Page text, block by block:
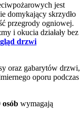
jest
domykający skrzydło
przegrody ogniowej.
i okucia działały bez
drzwi
oraz gabarytów drzwi,
oporu podczas
osób wymagają